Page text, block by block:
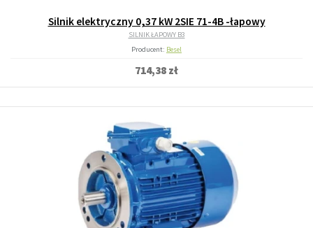
Silnik elektryczny 0,37 kW 2SIE 71-4B -łapowy
SILNIK ŁAPOWY B3
Producent: Besel
714,38 zł